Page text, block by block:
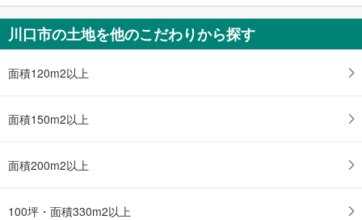
川口市の土地を他のこだわりから探す
面積120m2以上
面積150m2以上
面積200m2以上
100坪・面積330m2以上